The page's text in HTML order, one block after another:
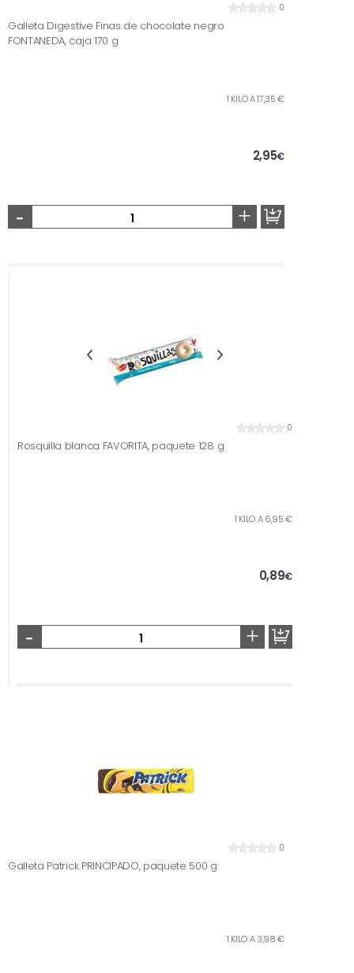
0
Galleta Digestive Finas de chocolate negro
FONTANEDA, caja 170 g
1 KILO A 17,35 €
2,95€
- +
0
Rosquilla blanca FAVORITA, paquete 128 g
1 KILO A 6,95 €
0,89€
- +
0
Galleta Patrick PRINCIPADO, paquete 500 g
1 KILO A 3,98 €